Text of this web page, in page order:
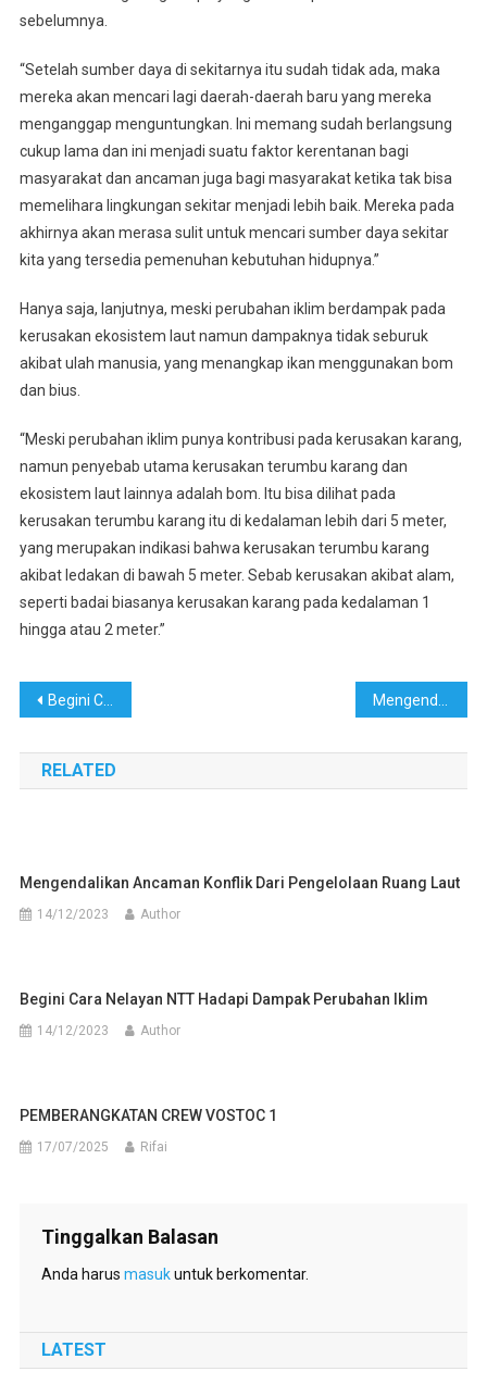
sebelumnya.
“Setelah sumber daya di sekitarnya itu sudah tidak ada, maka
mereka akan mencari lagi daerah-daerah baru yang mereka
menganggap menguntungkan. Ini memang sudah berlangsung
cukup lama dan ini menjadi suatu faktor kerentanan bagi
masyarakat dan ancaman juga bagi masyarakat ketika tak bisa
memelihara lingkungan sekitar menjadi lebih baik. Mereka pada
akhirnya akan merasa sulit untuk mencari sumber daya sekitar
kita yang tersedia pemenuhan kebutuhan hidupnya.”
Hanya saja, lanjutnya, meski perubahan iklim berdampak pada
kerusakan ekosistem laut namun dampaknya tidak seburuk
akibat ulah manusia, yang menangkap ikan menggunakan bom
dan bius.
“Meski perubahan iklim punya kontribusi pada kerusakan karang,
namun penyebab utama kerusakan terumbu karang dan
ekosistem laut lainnya adalah bom. Itu bisa dilihat pada
kerusakan terumbu karang itu di kedalaman lebih dari 5 meter,
yang merupakan indikasi bahwa kerusakan terumbu karang
akibat ledakan di bawah 5 meter. Sebab kerusakan akibat alam,
seperti badai biasanya kerusakan karang pada kedalaman 1
hingga atau 2 meter.”
Navigasi
pos
Begini Cara Nelayan NTT Hadapi Dampak Perubahan Iklim
RELATED
Mengendalikan Ancaman Konflik Dari Pengelolaan Ruang Laut
14/12/2023 Author
Begini Cara Nelayan NTT Hadapi Dampak Perubahan Iklim
14/12/2023 Author
PEMBERANGKATAN CREW VOSTOC 1
17/07/2025 Rifai
Tinggalkan Balasan
Anda harus masukuntuk berkomentar.
LATEST